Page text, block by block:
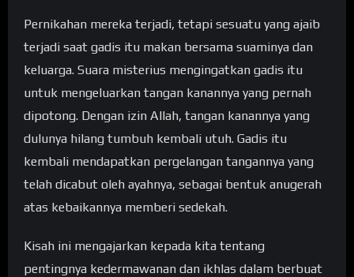
Pernikahan mereka terjadi, tetapi sesuatu yang ajaib
terjadi saat gadis itu makan bersama suaminya dan
keluarga. Suara misterius mengingatkan gadis itu
untuk mengeluarkan tangan kanannya yang pernah
dipotong. Dengan izin Allah, tangan kanannya yang
dulunya hilang tumbuh kembali utuh. Gadis itu
kembali mendapatkan pergelangan tangannya yang
telah dicabut oleh ayahnya, sebagai bentuk anugerah
atas kebaikannya memberi sedekah.
Kisah ini mengajarkan kepada kita tentang
pentingnya kedermawanan dan ikhlas dalam berbuat